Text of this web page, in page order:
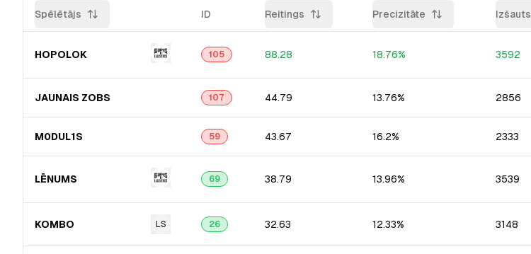
Spēlētājs ID Reitings Precizitāte Izšauts
HOPOLOK 105 88.28 18.76% 3592
JAUNAIS ZOBS 107 44.79 13.76% 2856
M0DUL1S 59 43.67 16.2% 2333
LĒNUMS 69 38.79 13.96% 3539
KOMBO LS 26 32.63 12.33% 3148